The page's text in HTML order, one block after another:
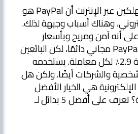
يعتقد معظم المستهلكين عبر الإنترنت أن PayPal هو
وهناك أسباب وجيهة لذلك.
يتم تسويق PayPal على أنه آمن ومريح وبأسعار
معقولة. الشراء عبر PayPal مجاني دائمًا، لكن البائعين
يتكبدون رسومًا بنسبة 2.9٪ لكل معاملة. يستخدمه
والشركات أيضًا. ولكن هل
هي الخيار الأفضل
لمواقع الويب التجارية؟ تعرف على أفضل 5 بدائل لـ